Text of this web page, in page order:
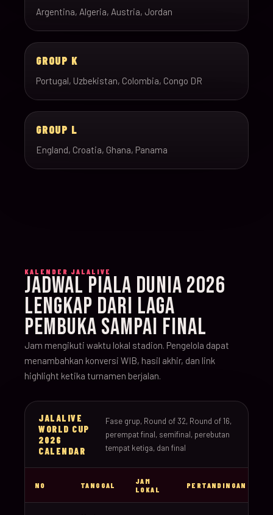
Argentina, Algeria, Austria, Jordan
GROUP K
Portugal, Uzbekistan, Colombia, Congo DR
GROUP L
England, Croatia, Ghana, Panama
KALENDER JALALIVE
JADWAL PIALA DUNIA 2026
LENGKAP DARI LAGA
PEMBUKA SAMPAI FINAL
Jam mengikuti waktu lokal stadion. Pengelola dapat
menambahkan konversi WIB, hasil akhir, dan link
highlight ketika turnamen berjalan.
JALALIVE
WORLD CUP
2026
CALENDAR
Fase grup, Round of 32, Round of 16,
perempat final, semifinal, perebutan
tempat ketiga, dan final
NO TANGGAL
JAM
LOKAL
PERTANDINGAN